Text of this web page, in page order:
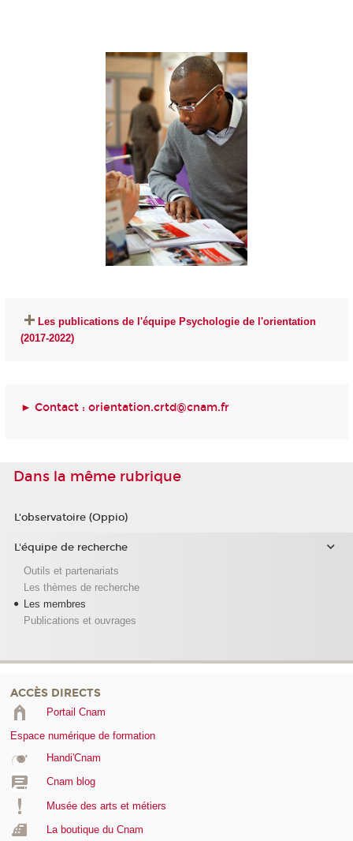
Les publications de l'équipe Psychologie de l'orientation
(2017-2022)
► Contact : orientation.crtd@cnam.fr
Dans la même rubrique
L'observatoire (Oppio)
L'équipe de recherche
Outils et partenariats
Les thèmes de recherche
Les membres
Publications et ouvrages
ACCÈS DIRECTS
Portail Cnam
Espace numérique de formation
Handi'Cnam
Cnam blog
Musée des arts et métiers
La boutique du Cnam